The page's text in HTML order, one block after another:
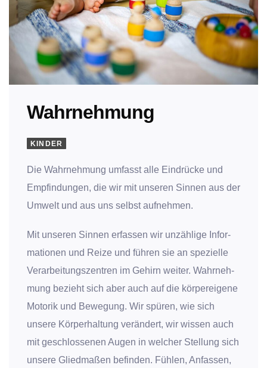
Wahr­neh­mung
KINDER
Die Wahr­neh­mung umfasst alle Ein­drü­cke und
Emp­fin­dun­gen, die wir mit unse­ren Sin­nen aus der
Umwelt und aus uns selbst auf­neh­men.
Mit unse­ren Sin­nen erfas­sen wir unzäh­li­ge Infor­
ma­tio­nen und Rei­ze und füh­ren sie an spe­zi­el­le
Ver­ar­bei­tungs­zen­tren im Gehirn wei­ter. Wahr­neh­
mung bezieht sich aber auch auf die kör­per­ei­ge­ne
Moto­rik und Bewe­gung. Wir spü­ren, wie sich
unse­re Kör­per­hal­tung ver­än­dert, wir wis­sen auch
mit geschlos­se­nen Augen in wel­cher Stel­lung sich
unse­re Glied­ma­ßen befin­den. Füh­len, Anfas­sen,